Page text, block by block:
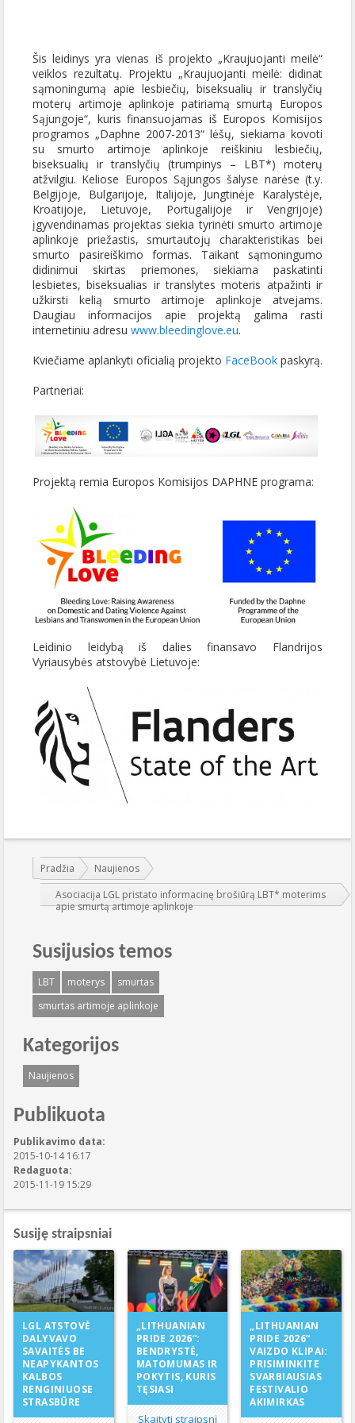
Šis leidinys yra vienas iš projekto „Kraujuojanti meilė“
veiklos rezultatų. Projektu „Kraujuojanti meilė: didinat
sąmoningumą apie lesbiečių, biseksualių ir translyčių
moterų artimoje aplinkoje patiriamą smurtą Europos
Sąjungoje“, kuris finansuojamas iš Europos Komisijos
programos „Daphne 2007-2013“ lėšų, siekiama kovoti
su smurto artimoje aplinkoje reiškiniu lesbiečių,
biseksualių ir translyčių (trumpinys – LBT*) moterų
atžvilgiu. Keliose Europos Sąjungos šalyse narėse (t.y.
Belgijoje, Bulgarijoje, Italijoje, Jungtinėje Karalystėje,
Kroatijoje, Lietuvoje, Portugalijoje ir Vengrijoje)
įgyvendinamas projektas siekia tyrinėti smurto artimoje
aplinkoje priežastis, smurtautojų charakteristikas bei
smurto pasireiškimo formas. Taikant sąmoningumo
didinimui skirtas priemones, siekiama paskatinti
lesbietes, biseksualias ir translytes moteris atpažinti ir
užkirsti kelią smurto artimoje aplinkoje atvejams.
Daugiau informacijos apie projektą galima rasti
internetiniu adresu www.bleedinglove.eu.
Kviečiame aplankyti oficialią projekto FaceBook paskyrą.
Partneriai:
Projektą remia Europos Komisijos DAPHNE programa:
Leidinio leidybą iš dalies finansavo Flandrijos
Vyriausybės atstovybė Lietuvoje:
Jūs esate čia:
Pradžia
Naujienos
Asociacija LGL pristato informacinę brošiūrą LBT* moterims
apie smurtą artimoje aplinkoje
Susijusios temos
LBT moterys
smurtas
smurtas artimoje aplinkoje
Kategorijos
Naujienos
Publikuota
Publikavimo data:
2015-10-14 16:17
Redaguota:
2015-11-19 15:29
Susiję straipsniai
LGL ATSTOVĖ
DALYVAVO
SAVAITĖS BE
NEAPYKANTOS
KALBOS
RENGINIUOSE
STRASBŪRE
„LITHUANIAN
PRIDE 2026“:
BENDRYSTĖ,
MATOMUMAS IR
POKYTIS, KURIS
TĘSIASI
Skaityti straipsnį
„LITHUANIAN
PRIDE 2026“
VAIZDO KLIPAI:
PRISIMINKITE
SVARBIAUSIAS
FESTIVALIO
AKIMIRKAS